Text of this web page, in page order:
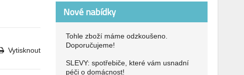
Vytisknout
Nové nabídky
Tohle zboží máme odzkoušeno.
Doporučujeme!
SLEVY: spotřebiče, které vám usnadní
péči o domácnost!